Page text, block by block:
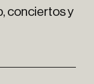
conciertos y